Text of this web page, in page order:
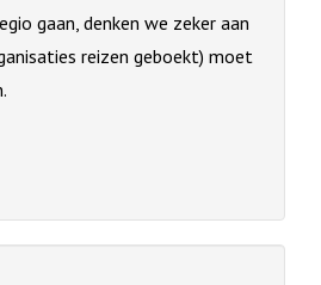
gaan, denken we zeker aan
reizen geboekt) moet